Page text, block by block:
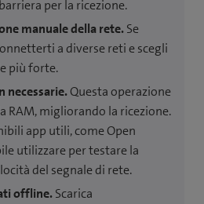
per la ricezione.
manuale della rete.Se
a diverse reti e scegli
più forte.
necessarie.Questa operazione
RAM, migliorando la ricezione.
app utili, come Open
utilizzare per testare la
del segnale di rete.
offline.Scarica